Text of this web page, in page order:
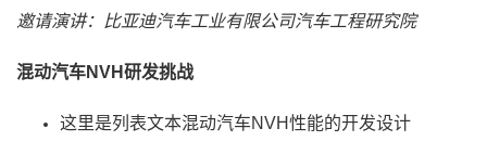
邀请演讲：比亚迪汽车工业有限公司汽车工程研究院
混动汽车NVH研发挑战
这里是列表文本混动汽车NVH性能的开发设计